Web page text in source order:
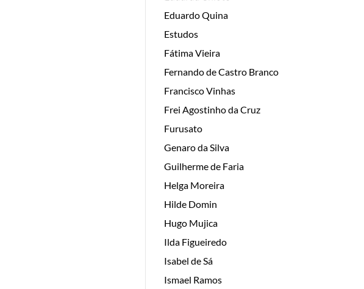
Eduardo Quina
Estudos
Fátima Vieira
Fernando de Castro Branco
Francisco Vinhas
Frei Agostinho da Cruz
Furusato
Genaro da Silva
Guilherme de Faria
Helga Moreira
Hilde Domin
Hugo Mujica
Ilda Figueiredo
Isabel de Sá
Ismael Ramos